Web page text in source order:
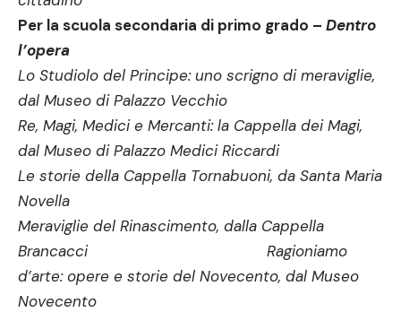
Per la scuola secondaria di primo grado – Dentro
l’opera
Lo Studiolo del Principe: uno scrigno di meraviglie,
dal Museo di Palazzo Vecchio
Re, Magi, Medici e Mercanti: la Cappella dei Magi,
dal Museo di Palazzo Medici Riccardi
Le storie della Cappella Tornabuoni, da Santa Maria
Novella
Meraviglie del Rinascimento, dalla Cappella
Brancacci Ragioniamo
d’arte: opere e storie del Novecento, dal Museo
Novecento